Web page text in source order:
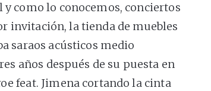
y como lo conocemos, conciertos
invitación, la tienda de muebles
saraos acústicos medio
años después de su puesta en
feat. Jimena cortando la cinta